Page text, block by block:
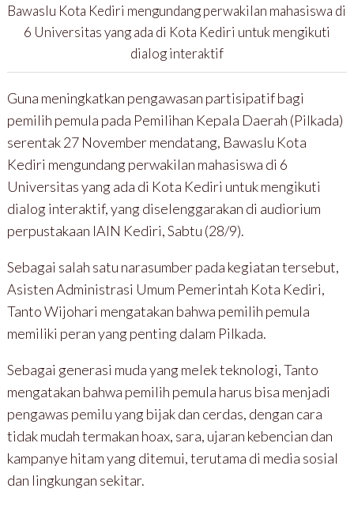
Bawaslu Kota Kediri mengundang perwakilan mahasiswa di
6 Universitas yang ada di Kota Kediri untuk mengikuti
dialog interaktif
Guna meningkatkan pengawasan partisipatif bagi
pemilih pemula pada Pemilihan Kepala Daerah (Pilkada)
serentak 27 November mendatang, Bawaslu Kota
Kediri mengundang perwakilan mahasiswa di 6
Universitas yang ada di Kota Kediri untuk mengikuti
dialog interaktif, yang diselenggarakan di audiorium
perpustakaan IAIN Kediri, Sabtu (28/9).
Sebagai salah satu narasumber pada kegiatan tersebut,
Asisten Administrasi Umum Pemerintah Kota Kediri,
Tanto Wijohari mengatakan bahwa pemilih pemula
memiliki peran yang penting dalam Pilkada.
Sebagai generasi muda yang melek teknologi, Tanto
mengatakan bahwa pemilih pemula harus bisa menjadi
pengawas pemilu yang bijak dan cerdas, dengan cara
tidak mudah termakan hoax, sara, ujaran kebencian dan
kampanye hitam yang ditemui, terutama di media sosial
dan lingkungan sekitar.